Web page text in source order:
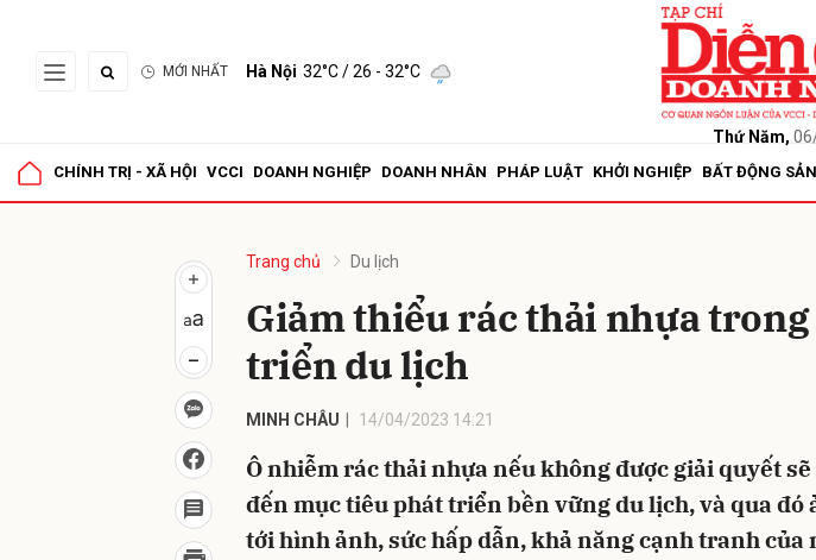
MỚI NHẤT Hà Nội 32°C/ 26 - 32°C
Thứ Năm,
CHÍNH TRỊ - XÃ HỘI VCCI DOANH NGHIỆP DOANH NHÂN PHÁP LUẬT KHỞI NGHIỆP BẤT ĐỘNG SẢN
Trang chủ Du lịch
Giảm thiểu rác thải nhựa
triển du lịch
MINH CHÂU 14/04/2023 14:21
Ô nhiễm rác thải nhựa nếu không được giải quyết
đến mục tiêu phát triển bền vững du lịch, và qua đó
tới hình ảnh, sức hấp dẫn, khả năng cạnh tranh của